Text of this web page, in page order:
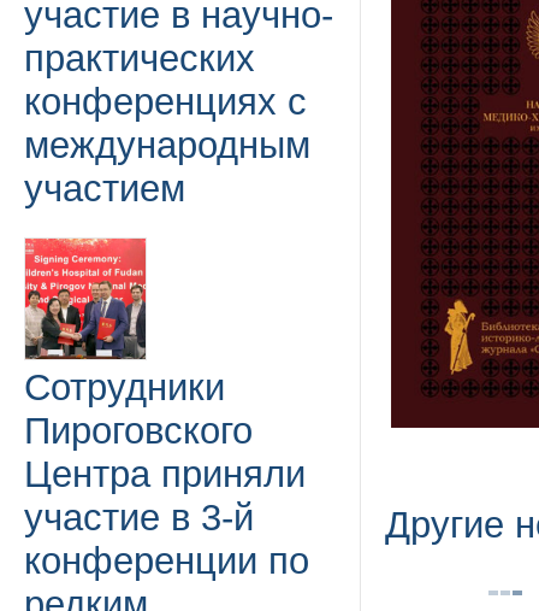
участие в научно-
практических
конференциях с
международным
участием
Сотрудники
Пироговского
Центра приняли
участие в 3-й
конференции по
Другие